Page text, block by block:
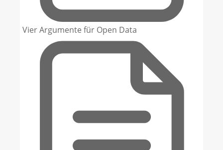
Vier Argumente für Open Data